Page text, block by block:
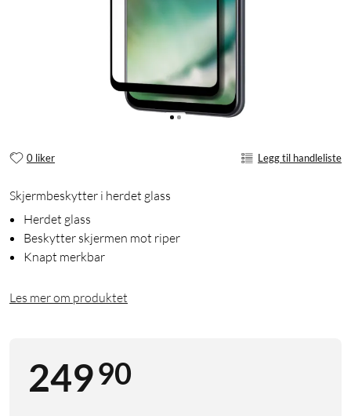
0 liker Legg til handleliste
Skjermbeskytter i herdet glass
Herdet glass
Beskytter skjermen mot riper
Knapt merkbar
Les mer om produktet
24990